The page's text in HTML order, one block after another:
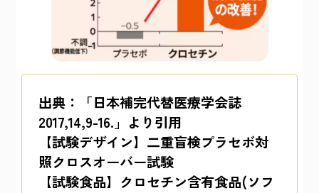
出典：「日本補完代替医療学会誌
2017,14,9-16.」より引用
【試験デザイン】二重盲検プラセボ対
照クロスオーバー試験
【試験食品】クロセチン含有食品(ソフ